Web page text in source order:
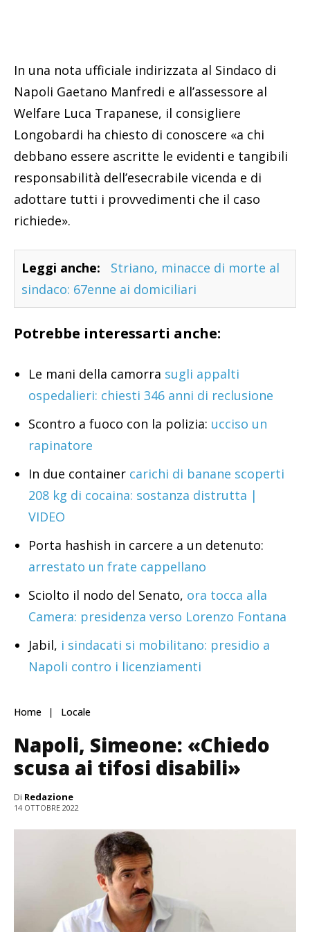
In una nota ufficiale indirizzata al Sindaco di
Napoli Gaetano Manfredi e all’assessore al
Welfare Luca Trapanese, il consigliere
Longobardi ha chiesto di conoscere «a chi
debbano essere ascritte le evidenti e tangibili
responsabilità dell’esecrabile vicenda e di
adottare tutti i provvedimenti che il caso
richiede».
Leggi anche:
Striano, minacce di morte al
sindaco: 67enne ai domiciliari
Potrebbe interessarti anche:
Le mani della camorra sugli appalti
ospedalieri: chiesti 346 anni di reclusione
Scontro a fuoco con la polizia: ucciso un
rapinatore
In due container carichi di banane scoperti
208 kg di cocaina: sostanza distrutta |
VIDEO
Porta hashish in carcere a un detenuto:
arrestato un frate cappellano
Sciolto il nodo del Senato, ora tocca alla
Camera: presidenza verso Lorenzo Fontana
Jabil, i sindacati si mobilitano: presidio a
Napoli contro i licenziamenti
Home Locale
Napoli, Simeone: «Chiedo
scusa ai tifosi disabili»
Di Redazione
14 OTTOBRE 2022